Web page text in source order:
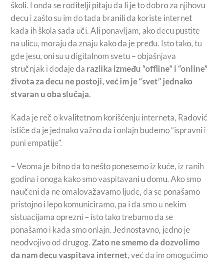
školi. I onda se roditelji pitaju da li je to dobro za njihovu
decu i zašto su im do tada branili da koriste internet
kada ih škola sada uči. Ali ponavljam, ako decu pustite
na ulicu, moraju da znaju kako da je pređu. Isto tako, tu
gde jesu, oni su u digitalnom svetu – objašnjava
stručnjak i dodaje da razlika između “offline” i “online”
života za decu ne postoji, već im je “svet” jednako
stvaran u oba slučaja.
Kada je reč o kvalitetnom korišćenju interneta, Radović
ističe da je jednako važno da i onlajn budemo “ispravni i
puni empatije”.
– Veoma je bitno da to nešto ponesemo iz kuće, iz ranih
godina i onoga kako smo vaspitavani u domu. Ako smo
naučeni da ne omalovažavamo ljude, da se ponašamo
pristojno i lepo komuniciramo, pa i da smo u nekim
sistuacijama oprezni – isto tako trebamo da se
ponašamo i kada smo onlajn. Jednostavno, jedno je
neodvojivo od drugog.Zato ne smemo da dozvolimo
da nam decu vaspitava internet, već da im omogućimo